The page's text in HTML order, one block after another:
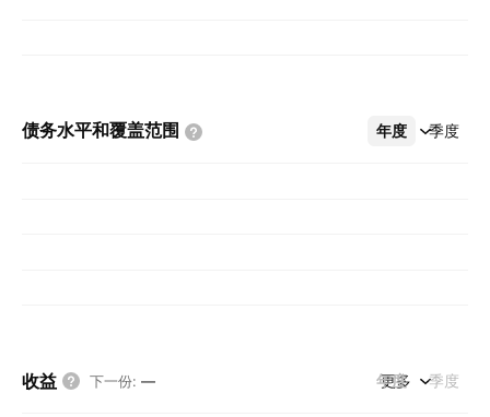
债务水平和覆盖范围 年度 季度
更多
收益 下一份: — 年度 季度
更多